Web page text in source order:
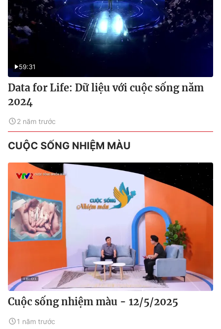
59:31
Data for Life: Dữ liệu với cuộc sống năm
2024
2 năm trước
CUỘC SỐNG NHIỆM MÀU
Cuộc sống nhiệm màu - 12/5/2025
1 năm trước